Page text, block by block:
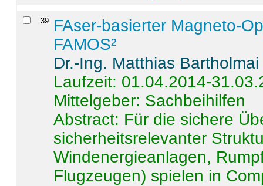
39. FAser-basierter Magneto-
FAMOS²
Dr.-Ing. Matthias Bartholmai
Laufzeit: 01.04.2014-
Mittelgeber: Sachbeihilfen
Abstract: Für die sichere
sicherheitsrelevanter
Windenergieanlagen,
Flugzeugen) spielen in